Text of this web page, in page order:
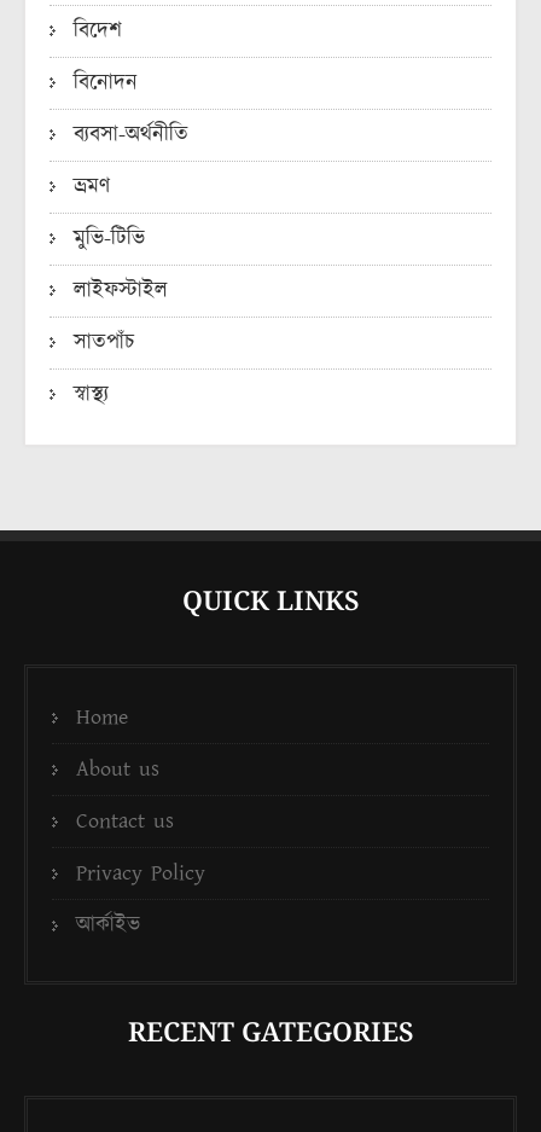
বিদেশ
বিনোদন
ব্যবসা-অর্থনীতি
ভ্রমণ
মুভি-টিভি
লাইফস্টাইল
সাতপাঁচ
স্বাস্থ্য
QUICK LINKS
Home
About us
Contact us
Privacy Policy
আর্কাইভ
RECENT GATEGORIES